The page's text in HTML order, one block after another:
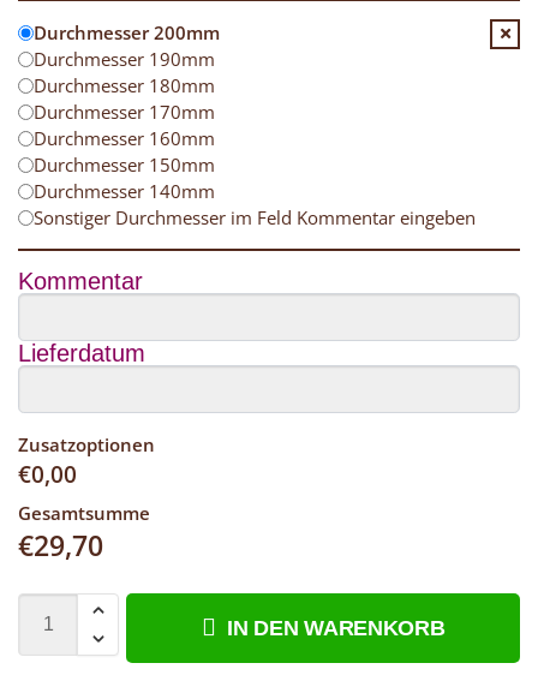
Durchmesser 200mm
Durchmesser 190mm
Durchmesser 180mm
Durchmesser 170mm
Durchmesser 160mm
Durchmesser 150mm
Durchmesser 140mm
Sonstiger Durchmesser im Feld Kommentar eingeben
Kommentar
Lieferdatum
Zusatzoptionen
€0,00
Gesamtsumme
€29,70
IN DEN WARENKORB